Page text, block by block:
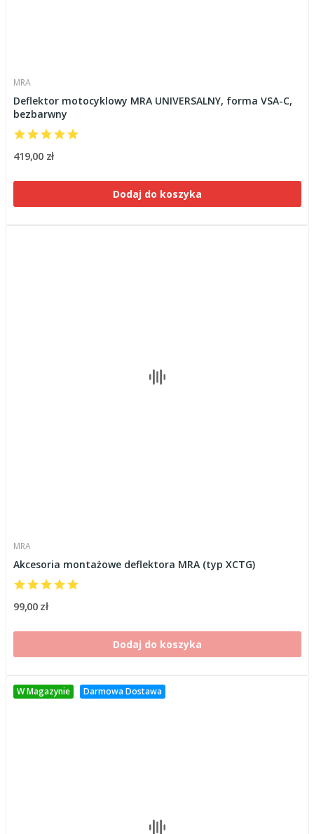
MRA
Deflektor motocyklowy MRA UNIVERSALNY, forma VSA-C,
bezbarwny
419,00 zł
Dodaj do koszyka
MRA
Akcesoria montażowe deflektora MRA (typ XCTG)
99,00 zł
Dodaj do koszyka
W Magazynie Darmowa Dostawa